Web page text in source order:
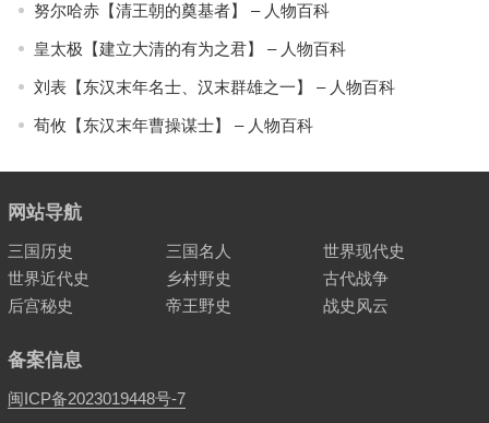
努尔哈赤【清王朝的奠基者】 – 人物百科
皇太极【建立大清的有为之君】 – 人物百科
刘表【东汉末年名士、汉末群雄之一】 – 人物百科
荀攸【东汉末年曹操谋士】 – 人物百科
网站导航
三国历史 三国名人
世界现代史
世界近代史
乡村野史
古代战争
后宫秘史
帝王野史 战史风云
备案信息
闽ICP备2023019448号-7